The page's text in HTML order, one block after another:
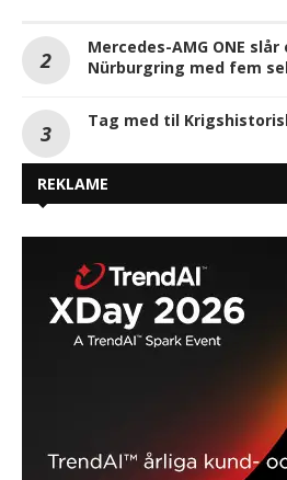
Mercedes-AMG ONE
Nürburgring med fem
Tag med til
REKLAME